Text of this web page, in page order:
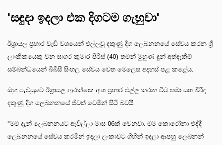
'සඳුදා ඉදලා එක දිගටම ගැහුවා'
ඊශ්‍රායල ප්‍රහාර වැඩි වශයෙන් එල්ලවූ දකුණු දිග ලෙබනනයේ සේවය කරන ශ්‍රී
ලාංකිකයෙකු වන සාගර කුමාර පීරිස් (40) තමන් මුහුණ දුන් අත්දැකීම්
සම්බන්ධයෙන් බීබීසී සිංහල සේවය වෙත මෙලෙස අදහස් පළ කළේය.
ඔහු පැවසුවේ ඊශ්‍රායල ආරක්ෂක අංශ ප්‍රහාර එල්ල කරන විට තමා සහ බිරිඳ
දකුණු දිග ලෙබනනයේ ජීවත් වෙමින් සිටි බවයි.
"මම දැන් ලෙබනනයට ඇවිල්ලා මාස 06ක් වෙනවා. මම කොරෝනා එද්දී
ලෙබනනයේ සේවය කරමින් ඉදලා ලංකාවට ගිහින් ඉදලා ආපහු ලෙබනන්